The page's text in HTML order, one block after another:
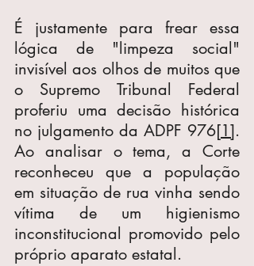
É justamente para frear essa
lógica de "limpeza social"
invisível aos olhos de muitos que
o Supremo Tribunal Federal
proferiu uma decisão histórica
no julgamento da ADPF 976[1].
Ao analisar o tema, a Corte
reconheceu que a população
em situação de rua vinha sendo
vítima de um higienismo
inconstitucional promovido pelo
próprio aparato estatal.